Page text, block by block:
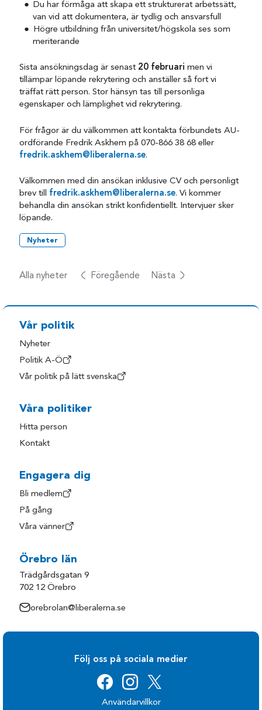
Du har förmåga att skapa ett strukturerat arbetssätt,
van vid att dokumentera, är tydlig och ansvarsfull
Högre utbildning från universitet/högskola ses som
meriterande
Sista ansökningsdag är senast 20 februari men vi
tillämpar löpande rekrytering och anställer så fort vi
träffat rätt person. Stor hänsyn tas till personliga
egenskaper och lämplighet vid rekrytering.
För frågor är du välkommen att kontakta förbundets AU-
ordförande Fredrik Askhem på 070-866 38 68 eller
fredrik.askhem@liberalerna.se.
Välkommen med din ansökan inklusive CV och personligt
brev till fredrik.askhem@liberalerna.se. Vi kommer
behandla din ansökan strikt konfidentiellt. Intervjuer sker
löpande.
Nyheter
Alla nyheter Föregående Nästa
Vår politik
Nyheter
Politik A-Ö
Vår politik på lätt svenska
Våra politiker
Hitta person
Kontakt
Engagera dig
Bli medlem
På gång
Våra vänner
Örebro län
Trädgårdsgatan 9
702 12 Örebro
orebrolan@liberalerna.se
Följ oss på sociala medier
Användarvillkor